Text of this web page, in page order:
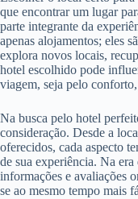
que encontrar um lugar
parte integrante da
apenas alojamentos; eles
explora novos locais,
hotel escolhido pode
viagem, seja pelo
Na busca pelo hotel
consideração. Desde a
oferecidos, cada aspecto
de sua experiência. Na
informações e avaliações
se ao mesmo tempo mais